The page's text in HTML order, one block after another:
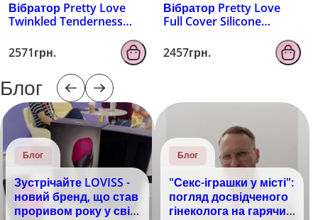
Вібратор Pretty Love
Twinkled Tenderness
2571грн.
Вібратор Pretty Love
Full Cover Silicone
2457грн.
Блог
Блог
Зустрічайте LOVISS -
новий бренд, що став
проривом року у світі
Блог
"Секс-іграшки у місті":
погляд досвідченого
гінеколога на гарячий